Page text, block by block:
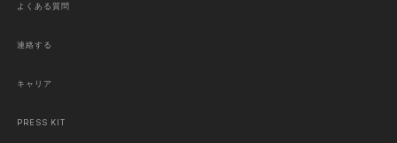
よくある質問
連絡する
キャリア
PRESS KIT